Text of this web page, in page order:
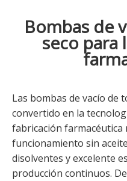
Bombas de
seco para
Las bombas de vacío de
convertido en la
fabricación farmacéutica
funcionamiento sin
disolventes y excelente
producción continuos.